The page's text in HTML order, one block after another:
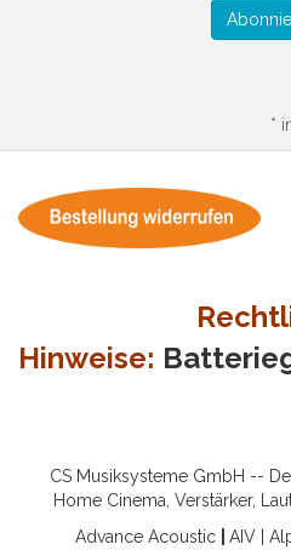
*
Hinweise:
CS Musiksysteme GmbH --
Home Cinema, Verstärker,
Advance Acoustic
AIV|